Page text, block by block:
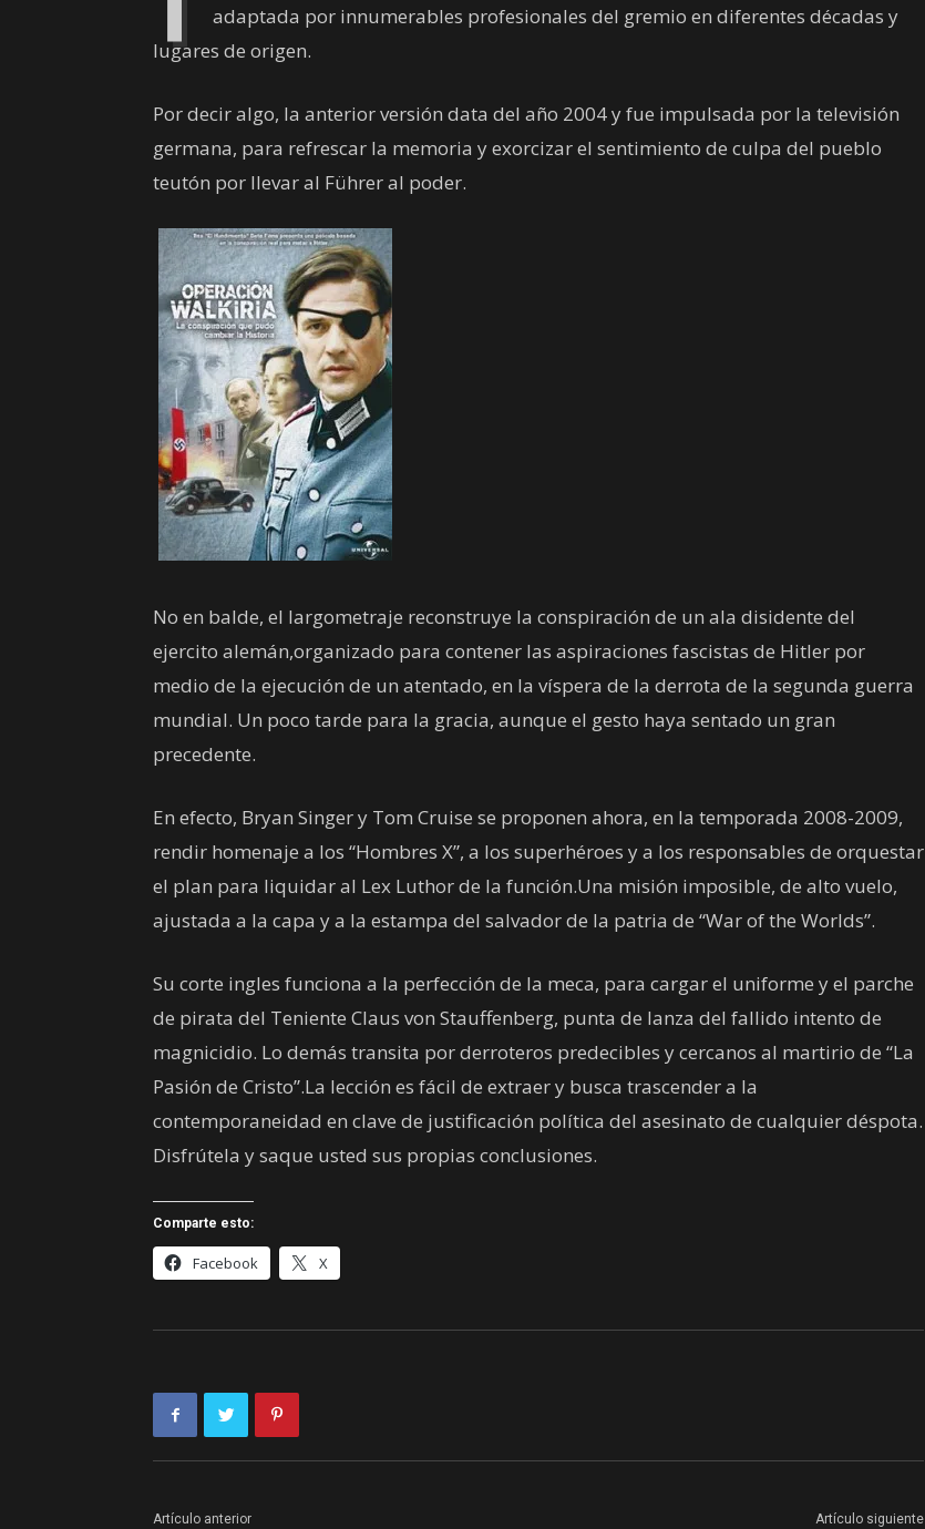
adaptada por innumerables profesionales del gremio en diferentes décadas y
lugares de origen.
Por decir algo, la anterior versión data del año 2004 y fue impulsada por la televisión
germana, para refrescar la memoria y exorcizar el sentimiento de culpa del pueblo
teutón por llevar al Führer al poder.
No en balde, el largometraje reconstruye la conspiración de un ala disidente del
ejercito alemán,organizado para contener las aspiraciones fascistas de Hitler por
medio de la ejecución de un atentado, en la víspera de la derrota de la segunda guerra
mundial. Un poco tarde para la gracia, aunque el gesto haya sentado un gran
precedente.
En efecto, Bryan Singer y Tom Cruise se proponen ahora, en la temporada 2008-2009,
rendir homenaje a los “Hombres X”, a los superhéroes y a los responsables de orquestar
el plan para liquidar al Lex Luthor de la función.Una misión imposible, de alto vuelo,
ajustada a la capa y a la estampa del salvador de la patria de “War of the Worlds”.
Su corte ingles funciona a la perfección de la meca, para cargar el uniforme y el parche
de pirata del Teniente Claus von Stauffenberg, punta de lanza del fallido intento de
magnicidio. Lo demás transita por derroteros predecibles y cercanos al martirio de “La
Pasión de Cristo”.La lección es fácil de extraer y busca trascender a la
contemporaneidad en clave de justificación política del asesinato de cualquier déspota.
Disfrútela y saque usted sus propias conclusiones.
Comparte esto:
Facebook X
Artículo anterior Artículo siguiente